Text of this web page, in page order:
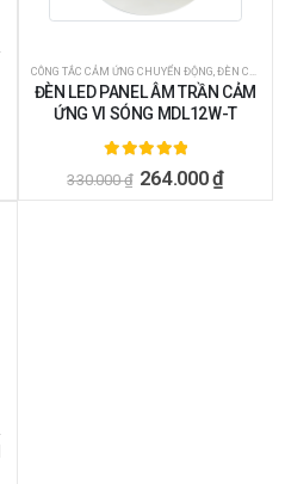
CÔNG TẮC CẢM ỨNG CHUYỂN ĐỘNG ĐÈN CẢM ỨNG ỐP TRẦN
ĐÈN LED PANEL ÂM TRẦN CẢM
ỨNG VI SÓNG MDL12W-T
ngoài 5
330.000₫ 264.000₫